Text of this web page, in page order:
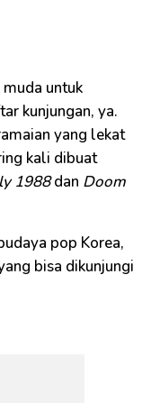
untuk
kunjungan, ya.
yang lekat
kali dibuat
1988dan Doom
pop Korea,
bisa dikunjungi